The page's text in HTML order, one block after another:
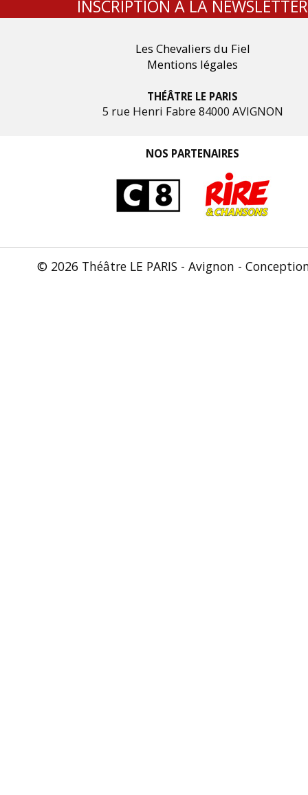
INSCRIPTION À LA NEWSLETTER
Les Chevaliers du Fiel
Mentions légales
THÉÂTRE LE PARIS
5 rue Henri Fabre 84000 AVIGNON
NOS PARTENAIRES
© 2026 Théâtre LE PARIS - Avignon -